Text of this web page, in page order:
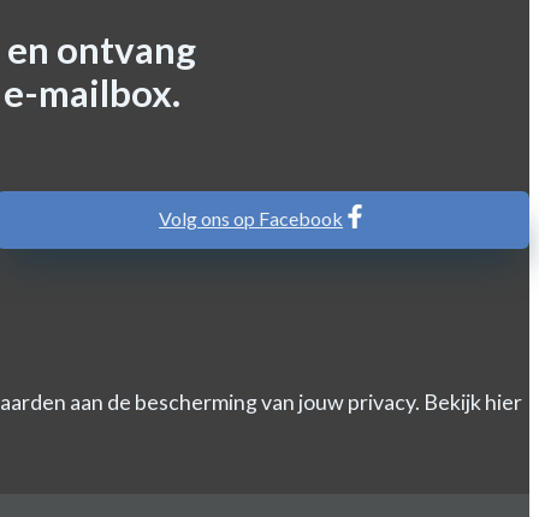
ontvang
mailbox.
Volg ons op Facebook
aan de bescherming van jouw privacy. Bekijk hier